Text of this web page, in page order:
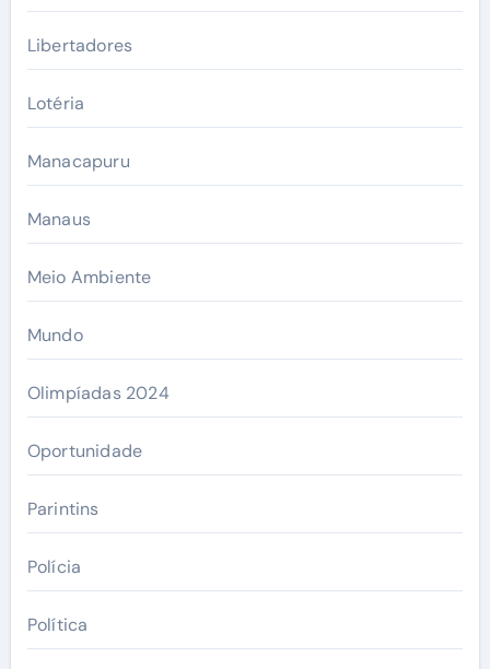
Libertadores
Lotéria
Manacapuru
Manaus
Meio Ambiente
Mundo
Olimpíadas 2024
Oportunidade
Parintins
Polícia
Política